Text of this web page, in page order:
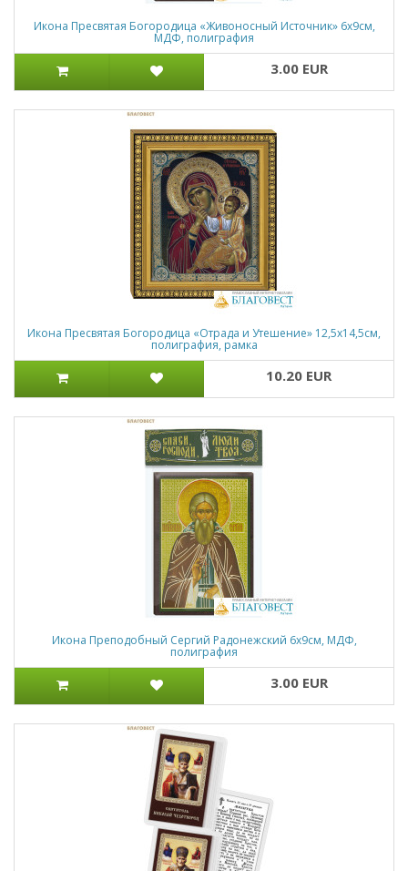
Икона Пресвятая Богородица «Живоносный Источник» 6х9см,
МДФ, полиграфия
3.00 EUR
Икона Пресвятая Богородица «Отрада и Утешение» 12,5х14,5см,
полиграфия, рамка
10.20 EUR
Икона Преподобный Сергий Радонежский 6х9см, МДФ,
полиграфия
3.00 EUR